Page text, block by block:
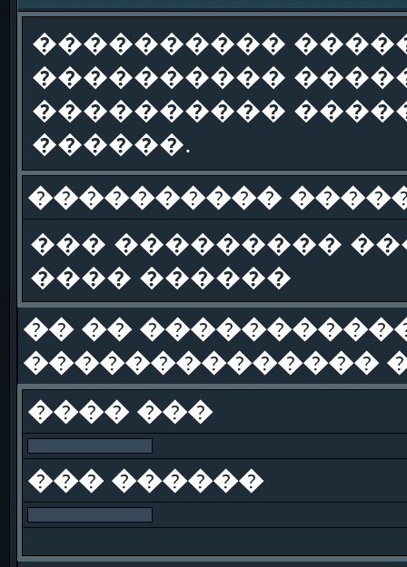
����������
����������
����������
������.
����������
��� ���������
���� ������
�� ��
��������������
���� ���
��� ������